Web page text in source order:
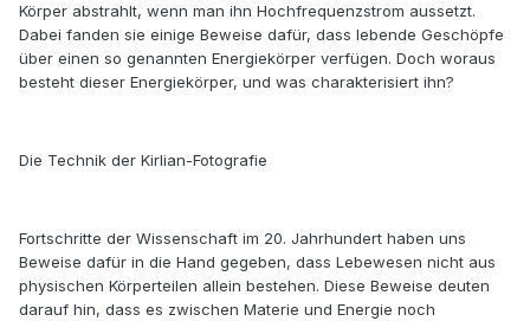
Körper abstrahlt, wenn man ihn Hochfrequenzstrom aussetzt.
Dabei fanden sie einige Beweise dafür, dass lebende Geschöpfe
über einen so genannten Energiekörper verfügen. Doch woraus
besteht dieser Energiekörper, und was charakterisiert ihn?
Die Technik der Kirlian-Fotografie
Fortschritte der Wissenschaft im 20. Jahrhundert haben uns
Beweise dafür in die Hand gegeben, dass Lebewesen nicht aus
physischen Körperteilen allein bestehen. Diese Beweise deuten
darauf hin, dass es zwischen Materie und Energie noch